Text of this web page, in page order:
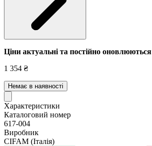
Ціни актуальні та постійно оновлюються
1 354 ₴
Немає в наявності
Характеристики
Каталоговий номер
617-004
Виробник
CIFAM (Італія)